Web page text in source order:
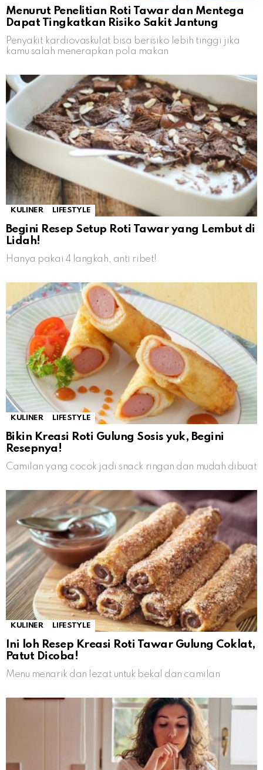
Menurut Penelitian Roti Tawar dan Mentega
Dapat Tingkatkan Risiko Sakit Jantung
Penyakit kardiovaskulat bisa berisiko lebih tinggi jika
kamu salah menerapkan pola makan
KULINER LIFESTYLE
Begini Resep Setup Roti Tawar yang Lembut di
Lidah!
Hanya pakai 4 langkah, anti ribet!
KULINER LIFESTYLE
Bikin Kreasi Roti Gulung Sosis yuk, Begini
Resepnya!
Camilan yang cocok jadi snack ringan dan mudah dibuat
KULINER LIFESTYLE
Ini loh Resep Kreasi Roti Tawar Gulung Coklat,
Patut Dicoba!
Menu menarik dan lezat untuk bekal dan camilan